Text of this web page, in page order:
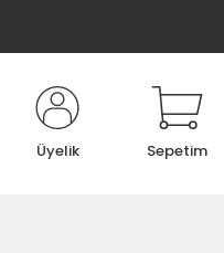
Üyelik Sepetim